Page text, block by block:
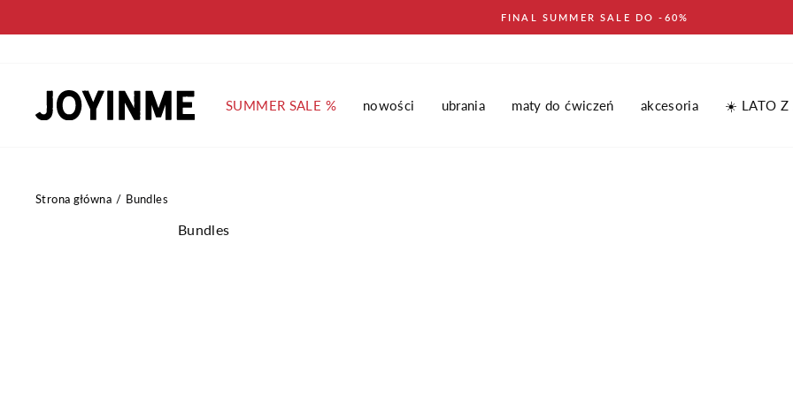
FINAL SUMMER SALE DO -60%
SUMMER SALE % nowości ubrania maty do ćwiczeń akcesoria ☀️ LATO Z
Strona główna Bundles
Bundles